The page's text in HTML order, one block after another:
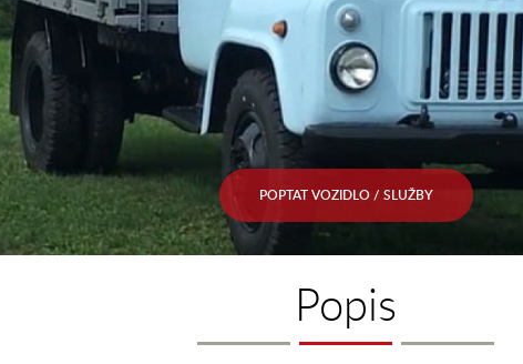
POPTAT VOZIDLO / SLUŽBY
Popis